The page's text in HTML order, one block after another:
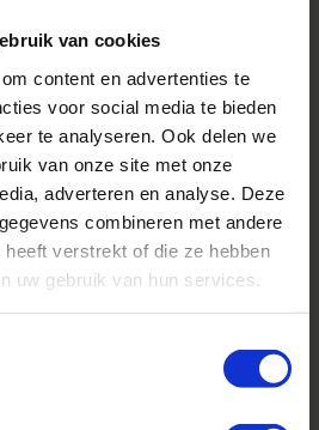
van cookies
content en advertenties te
voor social media te bieden
te analyseren. Ook delen we
van onze site met onze
adverteren en analyse. Deze
combineren met andere
verstrekt of die ze hebben
uw gebruik van hun services.
Ecf2 Drinker
€ 40,00